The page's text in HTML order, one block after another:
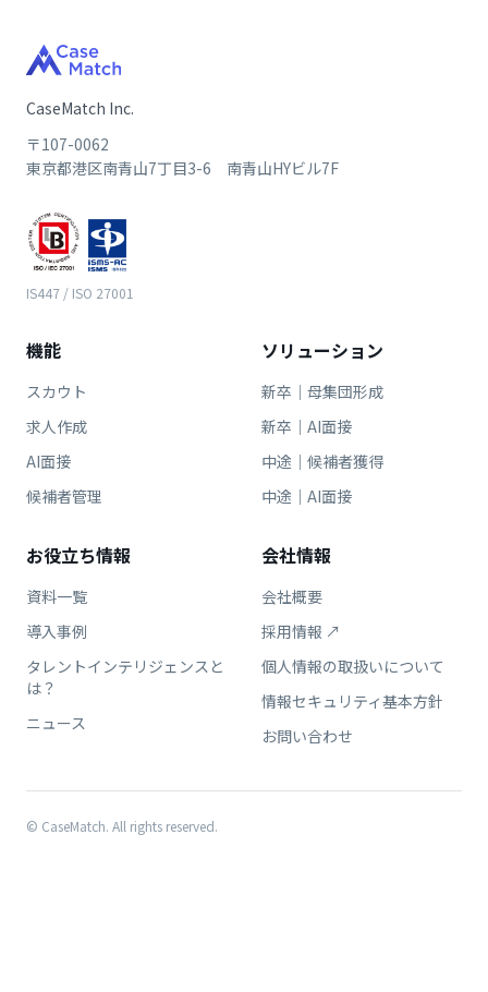
CaseMatch Inc.
〒107-0062
東京都港区南青山7丁目3-6 南青山HYビル7F
IS447 / ISO 27001
機能
スカウト
求人作成
AI面接
候補者管理
ソリューション
新卒｜母集団形成
新卒｜AI面接
中途｜候補者獲得
中途｜AI面接
お役立ち情報
資料一覧
導入事例
タレントインテリジェンスと
は？
ニュース
会社情報
会社概要
採用情報 ↗
個人情報の取扱いについて
情報セキュリティ基本方針
お問い合わせ
© CaseMatch. All rights reserved.